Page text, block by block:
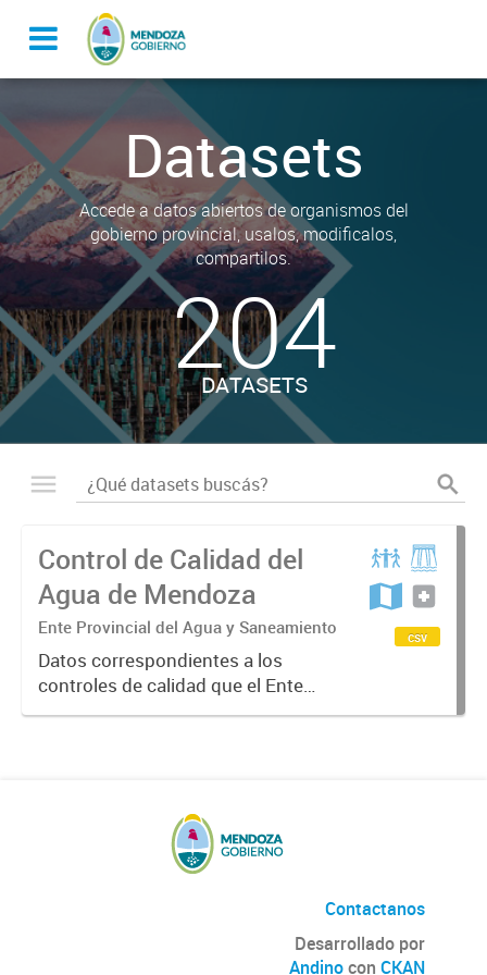
Datasets
Accede a datos abiertos de organismos del
gobierno provincial, usalos, modificalos,
compartilos.
204
DATASETS
Control de Calidad del
Agua de Mendoza
Ente Provincial del Agua y Saneamiento
Datos correspondientes a los
controles de calidad que el Ente
Provincial Agua y Saneamiento
todos los prestadores...
csv
Contactanos
Desarrollado por
Andinocon CKAN